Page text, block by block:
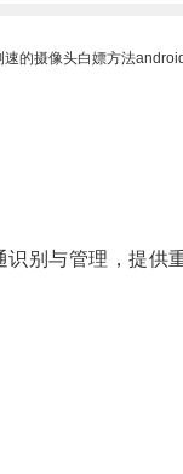
别与管理，提供